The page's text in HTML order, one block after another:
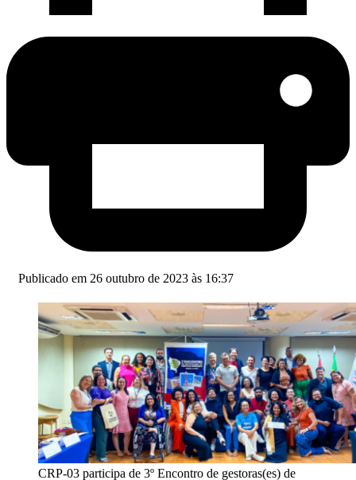
Publicado em 26 outubro de 2023 às 16:37
CRP-03 participa de 3º Encontro de gestoras(es) de